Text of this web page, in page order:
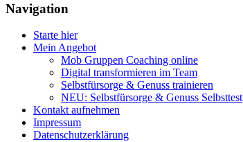
Navigation
Starte hier
Mein Angebot
Mob Gruppen Coaching online
Digital transformieren im Team
Selbstfürsorge & Genuss trainieren
NEU: Selbstfürsorge & Genuss Selbsttest
Kontakt aufnehmen
Impressum
Datenschutzerklärung